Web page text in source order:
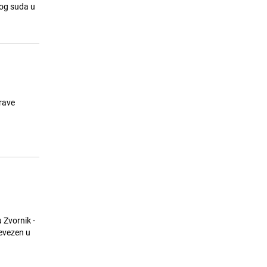
suda u
Zvornik -
u